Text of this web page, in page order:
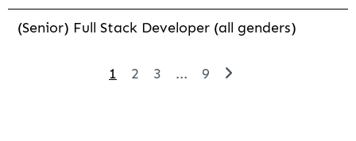
(Senior) Full Stack Developer (all genders)
1 2 3 ... 9